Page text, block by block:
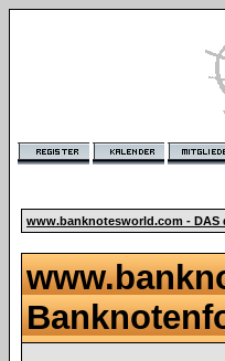
www.banknotesworld.com -